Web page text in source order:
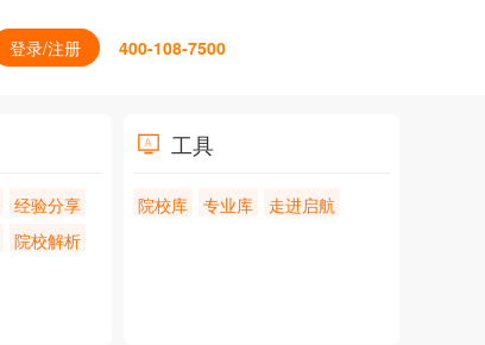
登录/注册 400-108-7500
经验分享
院校解析
工具
院校库 专业库 走进启航